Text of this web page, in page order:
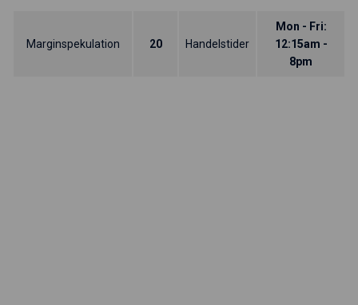
Marginspekulation 20 Handelstider
Mon - Fri:
12:15am -
8pm